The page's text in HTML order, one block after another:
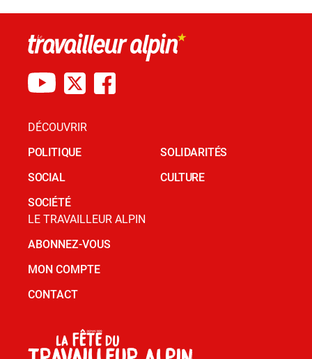
DÉCOUVRIR
POLITIQUE
SOCIAL
SOCIÉTÉ
SOLIDARITÉS
CULTURE
LE TRAVAILLEUR ALPIN
ABONNEZ-VOUS
MON COMPTE
CONTACT